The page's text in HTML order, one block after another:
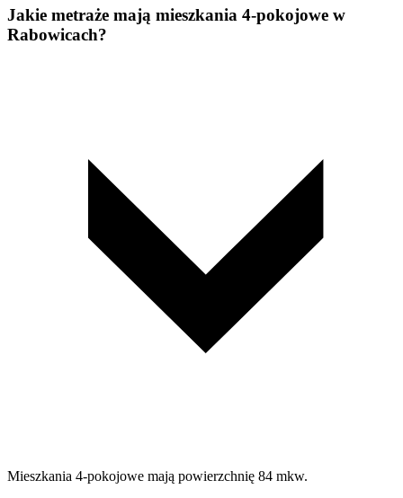
Jakie metraże mają mieszkania 4-pokojowe w
Rabowicach?
Mieszkania 4-pokojowe mają powierzchnię 84 mkw.